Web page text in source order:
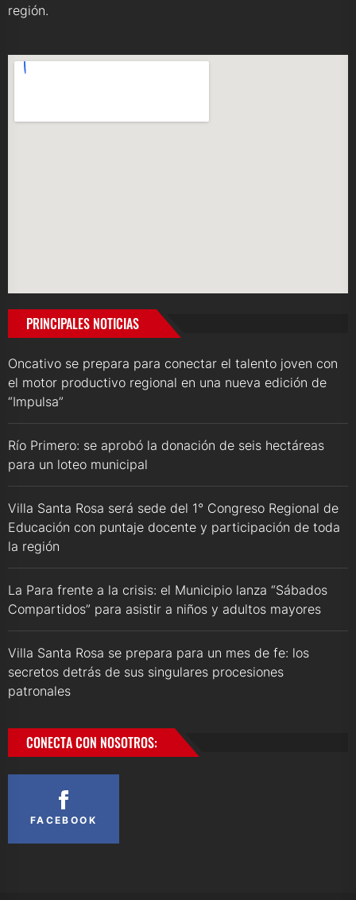
región.
PRINCIPALES NOTICIAS
Oncativo se prepara para conectar el talento joven con
el motor productivo regional en una nueva edición de
“Impulsa”
Río Primero: se aprobó la donación de seis hectáreas
para un loteo municipal
Villa Santa Rosa será sede del 1° Congreso Regional de
Educación con puntaje docente y participación de toda
la región
La Para frente a la crisis: el Municipio lanza “Sábados
Compartidos” para asistir a niños y adultos mayores
Villa Santa Rosa se prepara para un mes de fe: los
secretos detrás de sus singulares procesiones
patronales
CONECTA CON NOSOTROS:
FACEBOOK